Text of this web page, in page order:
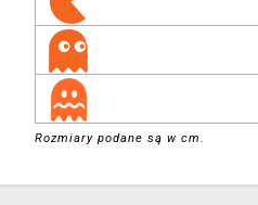
Rozmiary podane są w cm.